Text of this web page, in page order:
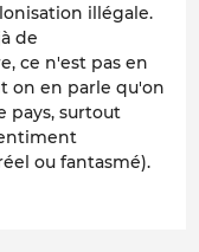
illégale.
de
ce n'est pas en
on en parle qu'on
pays, surtout
ou fantasmé).